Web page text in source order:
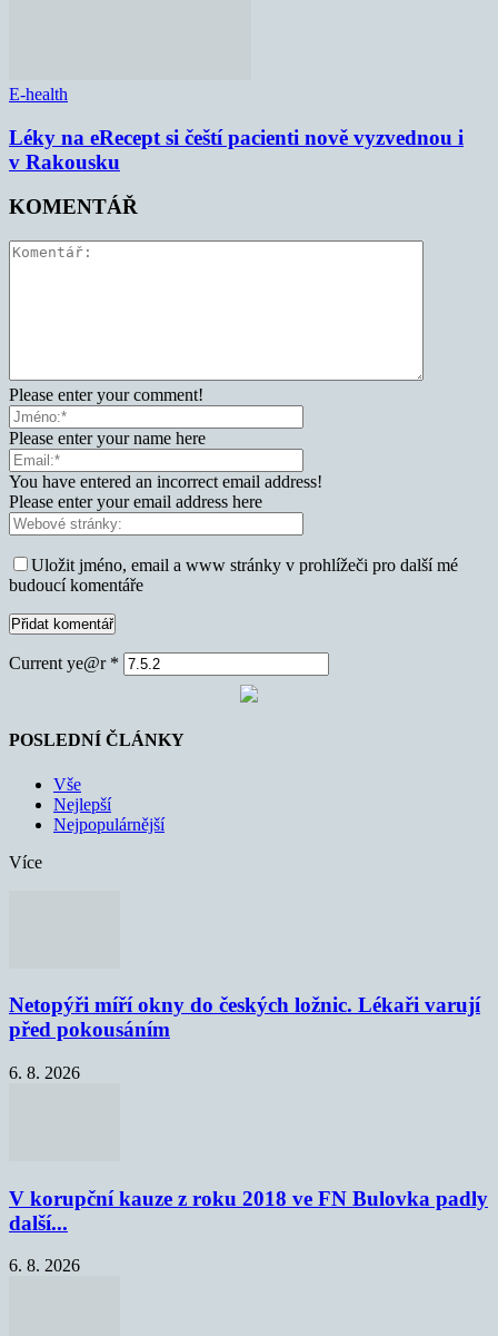
E-health
Léky na eRecept si čeští pacienti nově vyzvednou i
v Rakousku
KOMENTÁŘ
Please enter your comment!
Please enter your name here
You have entered an incorrect email address!
Please enter your email address here
Uložit jméno, email a www stránky v prohlížeči pro další mé
budoucí komentáře
Current ye@r *
POSLEDNÍ ČLÁNKY
Vše
Nejlepší
Nejpopulárnější
Více
Netopýři míří okny do českých ložnic. Lékaři varují
před pokousáním
6. 8. 2026
V korupční kauze z roku 2018 ve FN Bulovka padly
další...
6. 8. 2026